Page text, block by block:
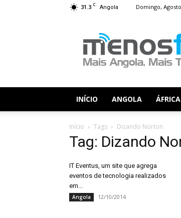
31.3 C Angola Domingo,
Fios
INÍCIO ANGOLA ÁFRICA
Início Tags Dizando Norton
Tag: Dizando
IT Eventus, um site que agrega
eventos de tecnologia realizados
em...
Angola 12/10/2014